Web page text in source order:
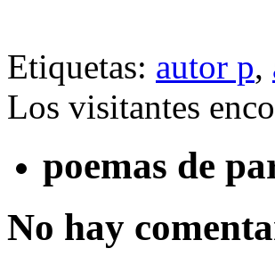
Etiquetas: autor p,
Los visitantes
poemas de
No hay